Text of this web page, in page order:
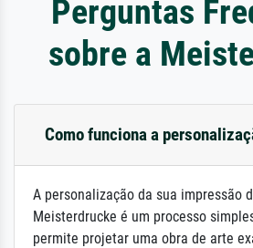
Perguntas
sobre a
Como funciona a
A personalização da sua impressão
Meisterdrucke é um processo
permite projetar uma obra de arte